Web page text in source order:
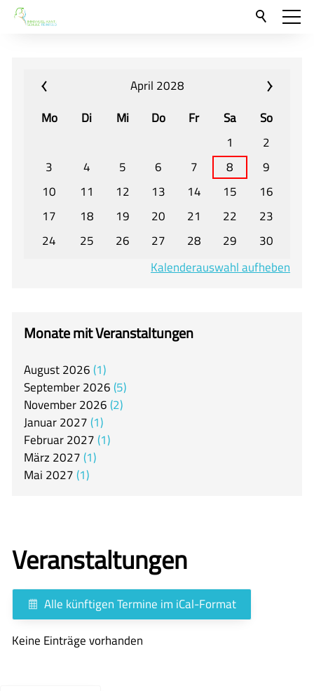
Neu hier?
Für Eltern und Schüler
Veranstaltungen und Termine
Unser Unterricht - Fachcurricula
Unsere Konzepte
Downloads
Unter-, Mittel und Oberstufe
itslearning
Arbeitsgemeinschaften
Mensa
Unsere Schulgemeinschaft
Kontakt
April 2028
Mo
Di Mi Do Fr Sa
So
1
2
3
4 5 6 7 8
9
10
11 12 13 14 15
16
17
18 19 20 21 22
23
24
25 26 27 28 29
30
Kalenderauswahl aufheben
Monate mit Veranstaltungen
August2026 1
September2026 5
November2026 2
Januar2027 1
Februar2027 1
März 2027 1
Mai 2027 1
Veranstaltungen
Alle künftigen Termine im iCal-Format
Keine Einträge vorhanden